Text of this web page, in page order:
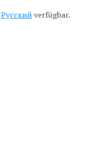
Русскийverfügbar.